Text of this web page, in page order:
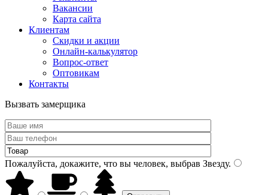
Вакансии
Карта сайта
Клиентам
Скидки и акции
Онлайн-калькулятор
Вопрос-ответ
Оптовикам
Контакты
Вызвать замерщика
Пожалуйста, докажите, что вы человек, выбрав Звезду.